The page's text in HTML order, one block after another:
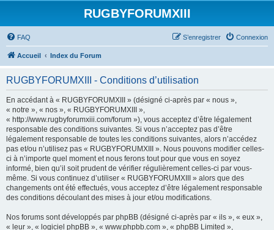
RUGBYFORUMXIII
FAQ Connexion
S’enregistrer
Accueil Index du Forum
RUGBYFORUMXIII - Conditions d’utilisation
En accédant à « RUGBYFORUMXIII » (désigné ci-après par « nous »,
« notre », « nos », « RUGBYFORUMXIII »,
« http://www.rugbyforumxiii.com/forum »), vous acceptez d’être légalement
responsable des conditions suivantes. Si vous n’acceptez pas d’être
légalement responsable de toutes les conditions suivantes, alors n’accédez
pas et/ou n’utilisez pas « RUGBYFORUMXIII ». Nous pouvons modifier celles-
ci à n’importe quel moment et nous ferons tout pour que vous en soyez
informé, bien qu’il soit prudent de vérifier régulièrement celles-ci par vous-
même. Si vous continuez d’utiliser « RUGBYFORUMXIII » alors que des
changements ont été effectués, vous acceptez d’être légalement responsable
des conditions découlant des mises à jour et/ou modifications.
Nos forums sont développés par phpBB (désigné ci-après par « ils », « eux »,
« leur », « logiciel phpBB », « www.phpbb.com », « phpBB Limited »,